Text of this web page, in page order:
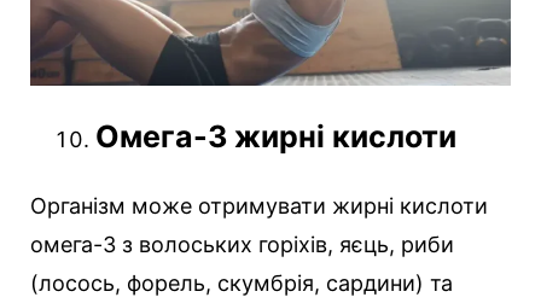
Омега-3 жирні кислоти
Організм може отримувати жирні кислоти
омега-3 з волоських горіхів, яєць, риби
(лосось, форель, скумбрія, сардини) та